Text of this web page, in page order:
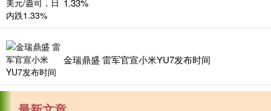
1.33%
金瑞鼎盛 雷军官宣小米YU7发布时间